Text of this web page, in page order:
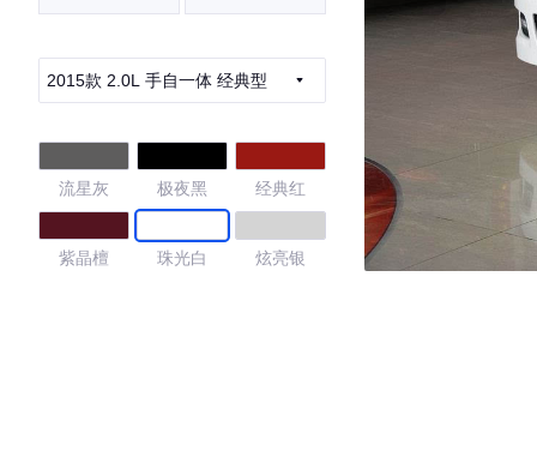
2015款 2.0L 手自一体 经典型
流星灰 极夜黑 经典红
紫晶檀 珠光白 炫亮银